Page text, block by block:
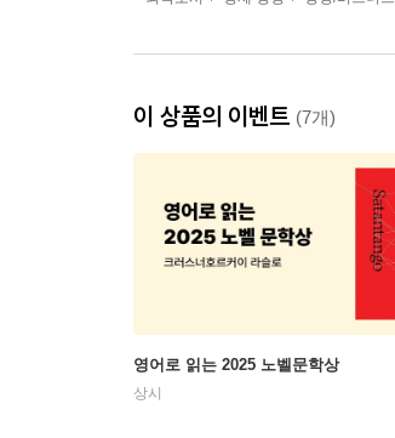
이 상품의 이벤트 (7개)
영어로 읽는 2025 노벨문학상
상시